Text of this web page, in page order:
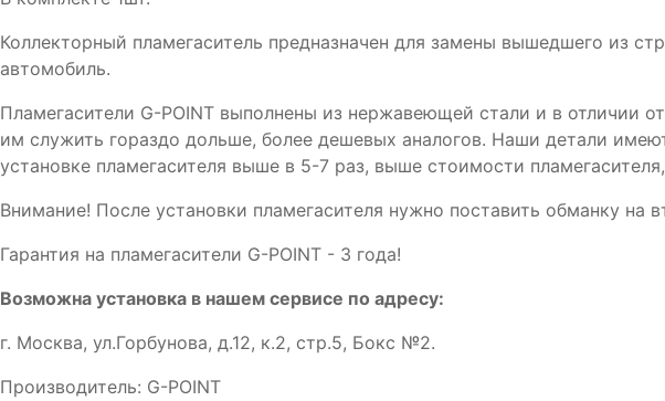
Коллекторный пламегаситель предназначен для замены вышедшего из
автомобиль.
Пламегасители G-POINT выполнены из нержавеющей стали и в отличии
им служить гораздо дольше, более дешевых аналогов. Наши детали
установке пламегасителя выше в 5-7 раз, выше стоимости
Внимание! После установки пламегасителя нужно поставить обманку
Гарантия на пламегасители G-POINT - 3 года!
Возможна установка в нашем сервисе по адресу:
г. Москва, ул.Горбунова, д.12, к.2, стр.5, Бокс №2.
Производитель: G-POINT